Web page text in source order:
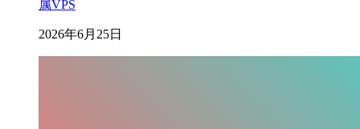
属VPS
2026年6月25日